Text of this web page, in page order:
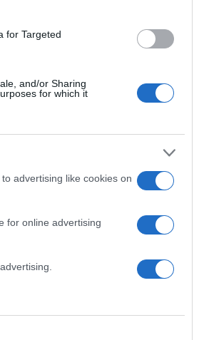
for Targeted
and/or Sharing
for which it
advertising like cookies on
for online advertising